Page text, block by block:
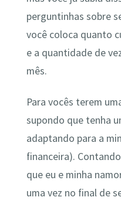
perguntinhas sobre
você coloca quanto
e a quantidade de
mês.
Para vocês terem
supondo que tenha
adaptando para a
financeira).
que eu e minha
uma vez no final de